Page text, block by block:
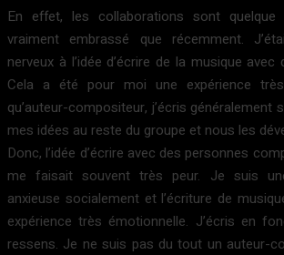
En effet, les collaborations sont quelque
vraiment embrassé que récemment.
nerveux à l’idée d’écrire de la musique avec
Cela a été pour moi une expérience
qu’auteur-compositeur, j’écris généralement
mes idées au reste du groupe et nous les
Donc, l’idée d’écrire avec des personnes
me faisait souvent très peur. Je suis
anxieuse socialement et l’écriture de
expérience très émotionnelle. J’écris en
ressens. Je ne suis pas du tout un auteur-